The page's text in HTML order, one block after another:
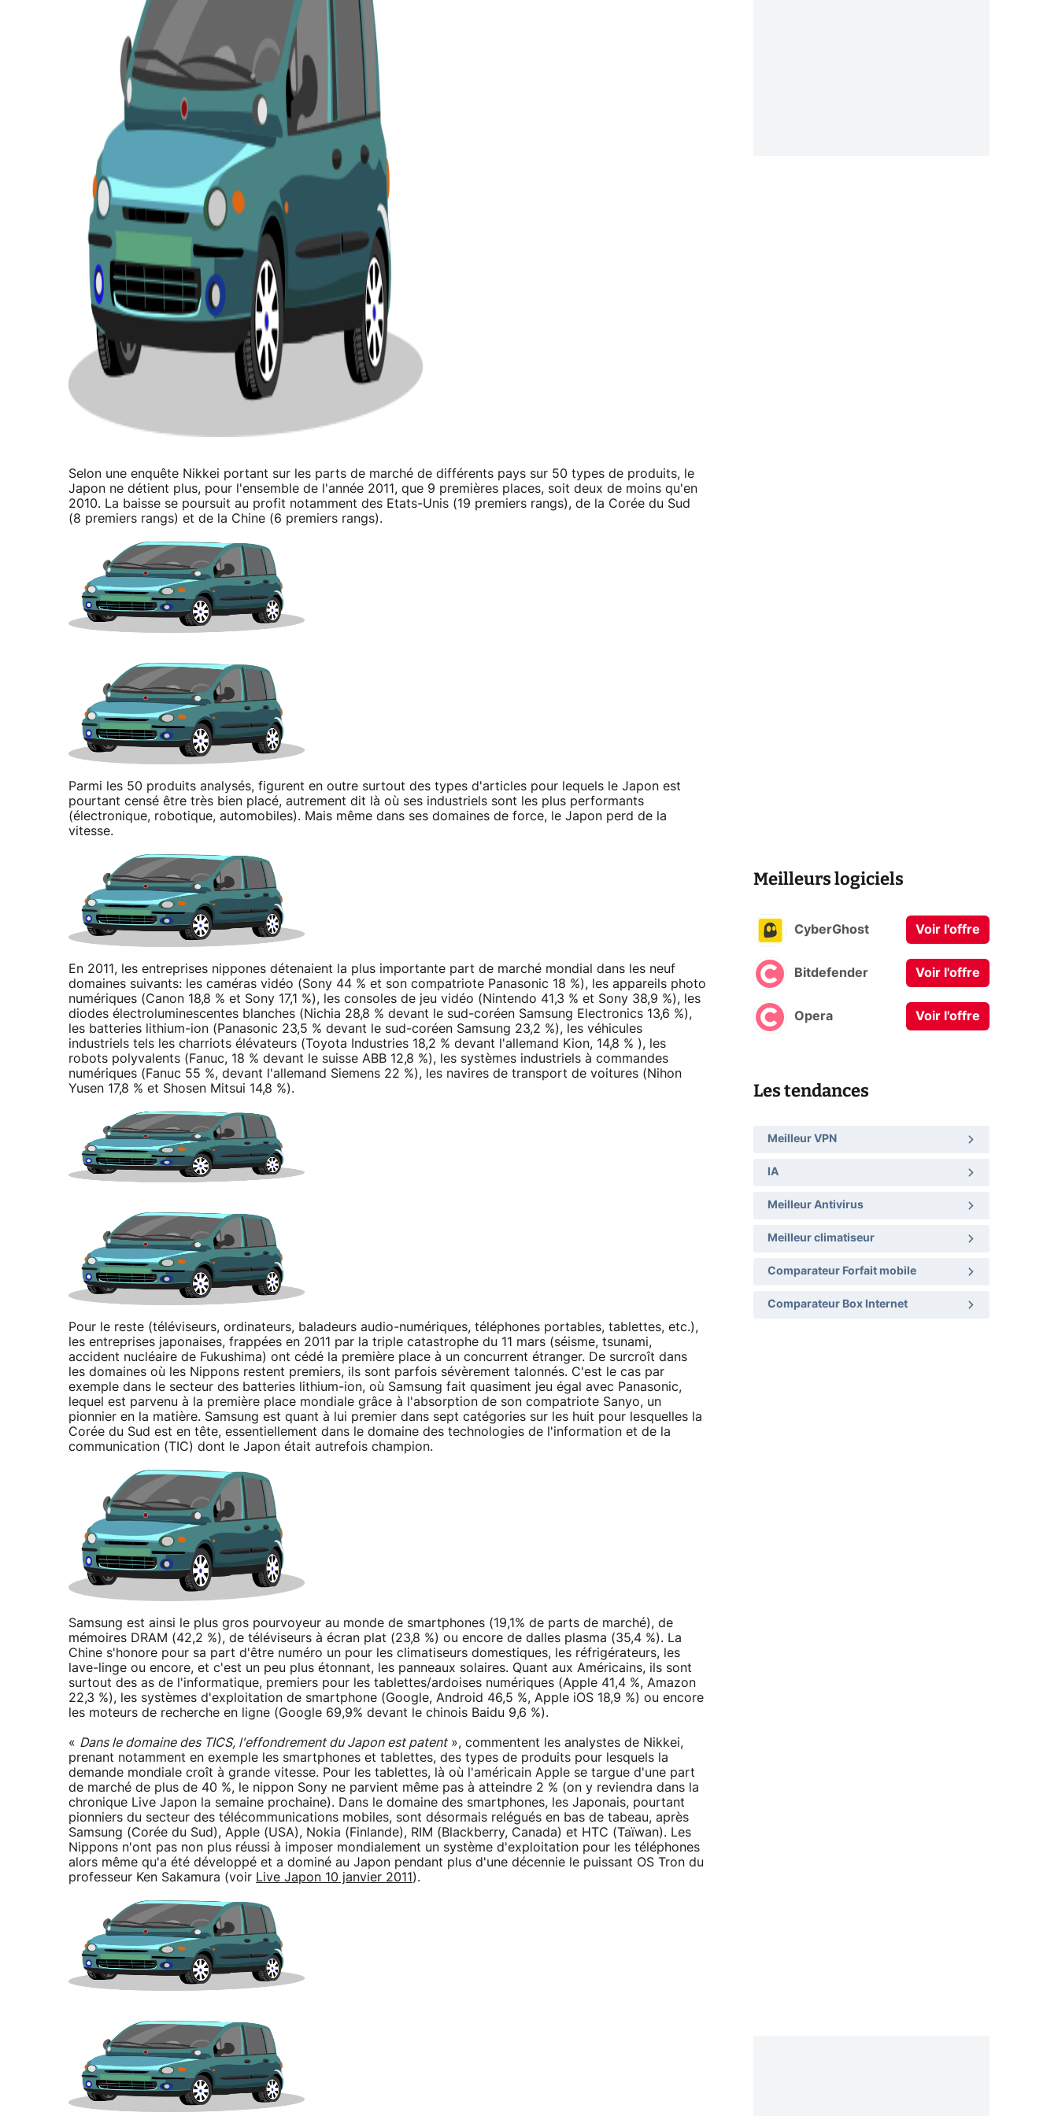
Selon une enquête Nikkei portant sur les parts de marché de différents pays sur 50 types de produits, le
Japon ne détient plus, pour l'ensemble de l'année 2011, que 9 premières places, soit deux de moins qu'en
2010. La baisse se poursuit au profit notamment des Etats-Unis (19 premiers rangs), de la Corée du Sud
(8 premiers rangs) et de la Chine (6 premiers rangs).
Parmi les 50 produits analysés, figurent en outre surtout des types d'articles pour lequels le Japon est
pourtant censé être très bien placé, autrement dit là où ses industriels sont les plus performants
(électronique, robotique, automobiles). Mais même dans ses domaines de force, le Japon perd de la
vitesse.
En 2011, les entreprises nippones détenaient la plus importante part de marché mondial dans les neuf
domaines suivants: les caméras vidéo (Sony 44 % et son compatriote Panasonic 18 %), les appareils photo
numériques (Canon 18,8 % et Sony 17,1 %), les consoles de jeu vidéo (Nintendo 41,3 % et Sony 38,9 %), les
diodes électroluminescentes blanches (Nichia 28,8 % devant le sud-coréen Samsung Electronics 13,6 %),
les batteries lithium-ion (Panasonic 23,5 % devant le sud-coréen Samsung 23,2 %), les véhicules
industriels tels les charriots élévateurs (Toyota Industries 18,2 % devant l'allemand Kion, 14,8 % ), les
robots polyvalents (Fanuc, 18 % devant le suisse ABB 12,8 %), les systèmes industriels à commandes
numériques (Fanuc 55 %, devant l'allemand Siemens 22 %), les navires de transport de voitures (Nihon
Yusen 17,8 % et Shosen Mitsui 14,8 %).
Pour le reste (téléviseurs, ordinateurs, baladeurs audio-numériques, téléphones portables, tablettes, etc.),
les entreprises japonaises, frappées en 2011 par la triple catastrophe du 11 mars (séisme, tsunami,
accident nucléaire de Fukushima) ont cédé la première place à un concurrent étranger. De surcroît dans
les domaines où les Nippons restent premiers, ils sont parfois sévèrement talonnés. C'est le cas par
exemple dans le secteur des batteries lithium-ion, où Samsung fait quasiment jeu égal avec Panasonic,
lequel est parvenu à la première place mondiale grâce à l'absorption de son compatriote Sanyo, un
pionnier en la matière. Samsung est quant à lui premier dans sept catégories sur les huit pour lesquelles la
Corée du Sud est en tête, essentiellement dans le domaine des technologies de l'information et de la
communication (TIC) dont le Japon était autrefois champion.
Samsung est ainsi le plus gros pourvoyeur au monde de smartphones (19,1% de parts de marché), de
mémoires DRAM (42,2 %), de téléviseurs à écran plat (23,8 %) ou encore de dalles plasma (35,4 %). La
Chine s'honore pour sa part d'être numéro un pour les climatiseurs domestiques, les réfrigérateurs, les
lave-linge ou encore, et c'est un peu plus étonnant, les panneaux solaires. Quant aux Américains, ils sont
surtout des as de l'informatique, premiers pour les tablettes/ardoises numériques (Apple 41,4 %, Amazon
22,3 %), les systèmes d'exploitation de smartphone (Google, Android 46,5 %, Apple iOS 18,9 %) ou encore
les moteurs de recherche en ligne (Google 69,9% devant le chinois Baidu 9,6 %).
« Dans le domaine des TICS, l'effondrement du Japon est patent», commentent les analystes de Nikkei,
prenant notamment en exemple les smartphones et tablettes, des types de produits pour lesquels la
demande mondiale croît à grande vitesse. Pour les tablettes, là où l'américain Apple se targue d'une part
de marché de plus de 40 %, le nippon Sony ne parvient même pas à atteindre 2 % (on y reviendra dans la
chronique Live Japon la semaine prochaine). Dans le domaine des smartphones, les Japonais, pourtant
pionniers du secteur des télécommunications mobiles, sont désormais relégués en bas de tabeau, après
Samsung (Corée du Sud), Apple (USA), Nokia (Finlande), RIM (Blackberry, Canada) et HTC (Taïwan). Les
Nippons n'ont pas non plus réussi à imposer mondialement un système d'exploitation pour les téléphones
alors même qu'a été développé et a dominé au Japon pendant plus d'une décennie le puissant OS Tron du
professeur Ken Sakamura (voir Live Japon 10 janvier 2011 ).
Meilleurs logiciels
CyberGhost Voir l'offre
Bitdefender Voir l'offre
Opera Voir l'offre
Les tendances
Meilleur VPN
IA
Meilleur Antivirus
Meilleur climatiseur
Comparateur Forfait mobile
Comparateur Box Internet